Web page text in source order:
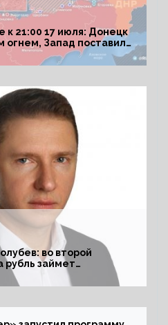
к 21:00 17 июля: Донецк
огнем, Запад поставил
во второй
рубль займет